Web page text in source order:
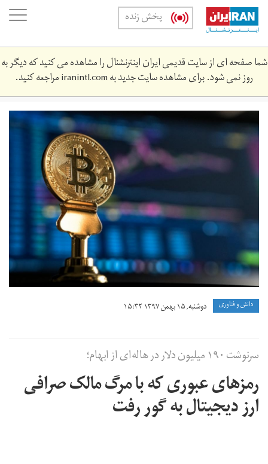
Skip
main
content
پخش زنده
شما صفحه ای از سایت قدیمی ایران اینترنشنال را مشاهده می کنید که دیگر به
روز نمی شود. برای مشاهده سایت جدید بهiranintl.comمراجعه کنید.
rz.jpg
دانش و فناوری دوشنبه, ۱۵ بهمن ۱۳۹۷ ۱۵:۳۲
سرنوشت ۱۹۰ میلیون دلار در هاله‌ای از ابهام؛
رمزهای عبوری که با مرگ مالک صرافی
ارز دیجیتال به گور رفت